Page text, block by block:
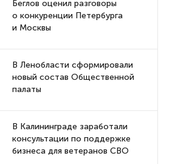
Беглов оценил разговоры
о конкуренции Петербурга
и Москвы
В Ленобласти сформировали
новый состав Общественной
палаты
В Калининграде заработали
консультации по поддержке
бизнеса для ветеранов СВО